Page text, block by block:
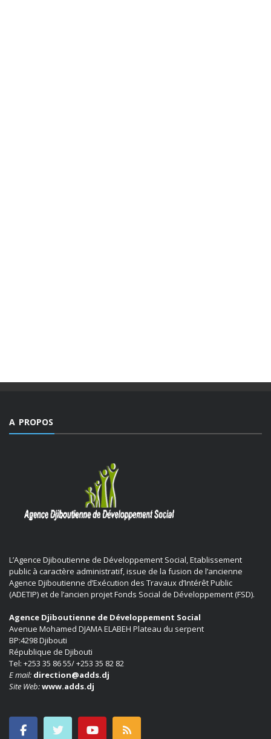
A PROPOS
L’Agence Djiboutienne de Développement Social, Etablissement
public à caractère administratif, issue de la fusion de l’ancienne
Agence Djiboutienne d’Exécution des Travaux d’Intérêt Public
(ADETIP) et de l’ancien projet Fonds Social de Développement (FSD).
Agence Djiboutienne de Développement Social
Avenue Mohamed DJAMA ELABEH Plateau du serpent
BP:4298 Djibouti
République de Djibouti
Tel: +253 35 86 55/ +253 35 82 82
E mail: direction@adds.dj
Site Web:www.adds.dj